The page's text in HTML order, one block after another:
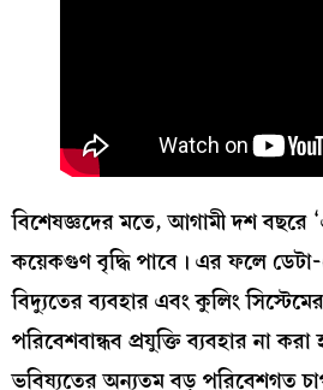
বিশেষজ্ঞদের মতে, আগামী দশ বছরে
কয়েকগুণ বৃদ্ধি পাবে। এর ফলে ডেটা-
বিদ্যুতের ব্যবহার এবং কুলিং
পরিবেশবান্ধব প্রযুক্তি ব্যবহার না
ভবিষ্যতের অন্যতম বড় পরিবেশগত